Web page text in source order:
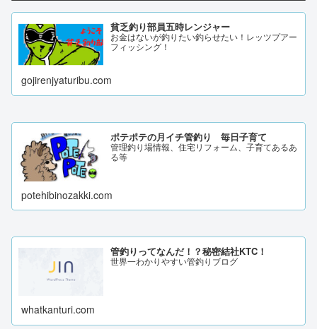
貧乏釣り部員五時レンジャー
お金はないが釣りたい釣らせたい！レッツプアー
フィッシング！
gojirenjyaturibu.com
ポテポテの月イチ管釣り 毎日子育て
管理釣り場情報、住宅リフォーム、子育てあるあ
る等
potehibinozakki.com
管釣りってなんだ！？秘密結社KTC！
世界一わかりやすい管釣りブログ
whatkanturi.com